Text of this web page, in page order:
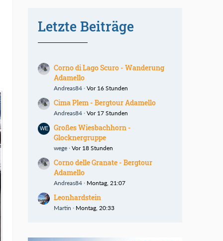
Letzte Beiträge
Corno di Lago Scuro - Wanderung
Adamello
Andreas84 Vor 16 Stunden
Cima Plem - Bergtour Adamello
Andreas84 Vor 17 Stunden
Großes Wiesbachhorn -
Glocknergruppe
wege Vor 18 Stunden
Corno delle Granate - Bergtour
Adamello
Andreas84 Montag, 21:07
Leonhardstein
Martin Montag, 20:33